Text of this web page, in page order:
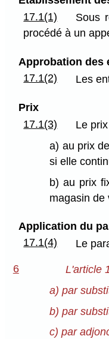
17.1(1)
Sous
procédé à un
Approbation des
17.1(2)
Les
Prix
17.1(3)
Le
a) au prix
si elle
b) au prix
magasin de
Application du
17.1(4)
Le
6
L'article
a) par
b) par
c) par